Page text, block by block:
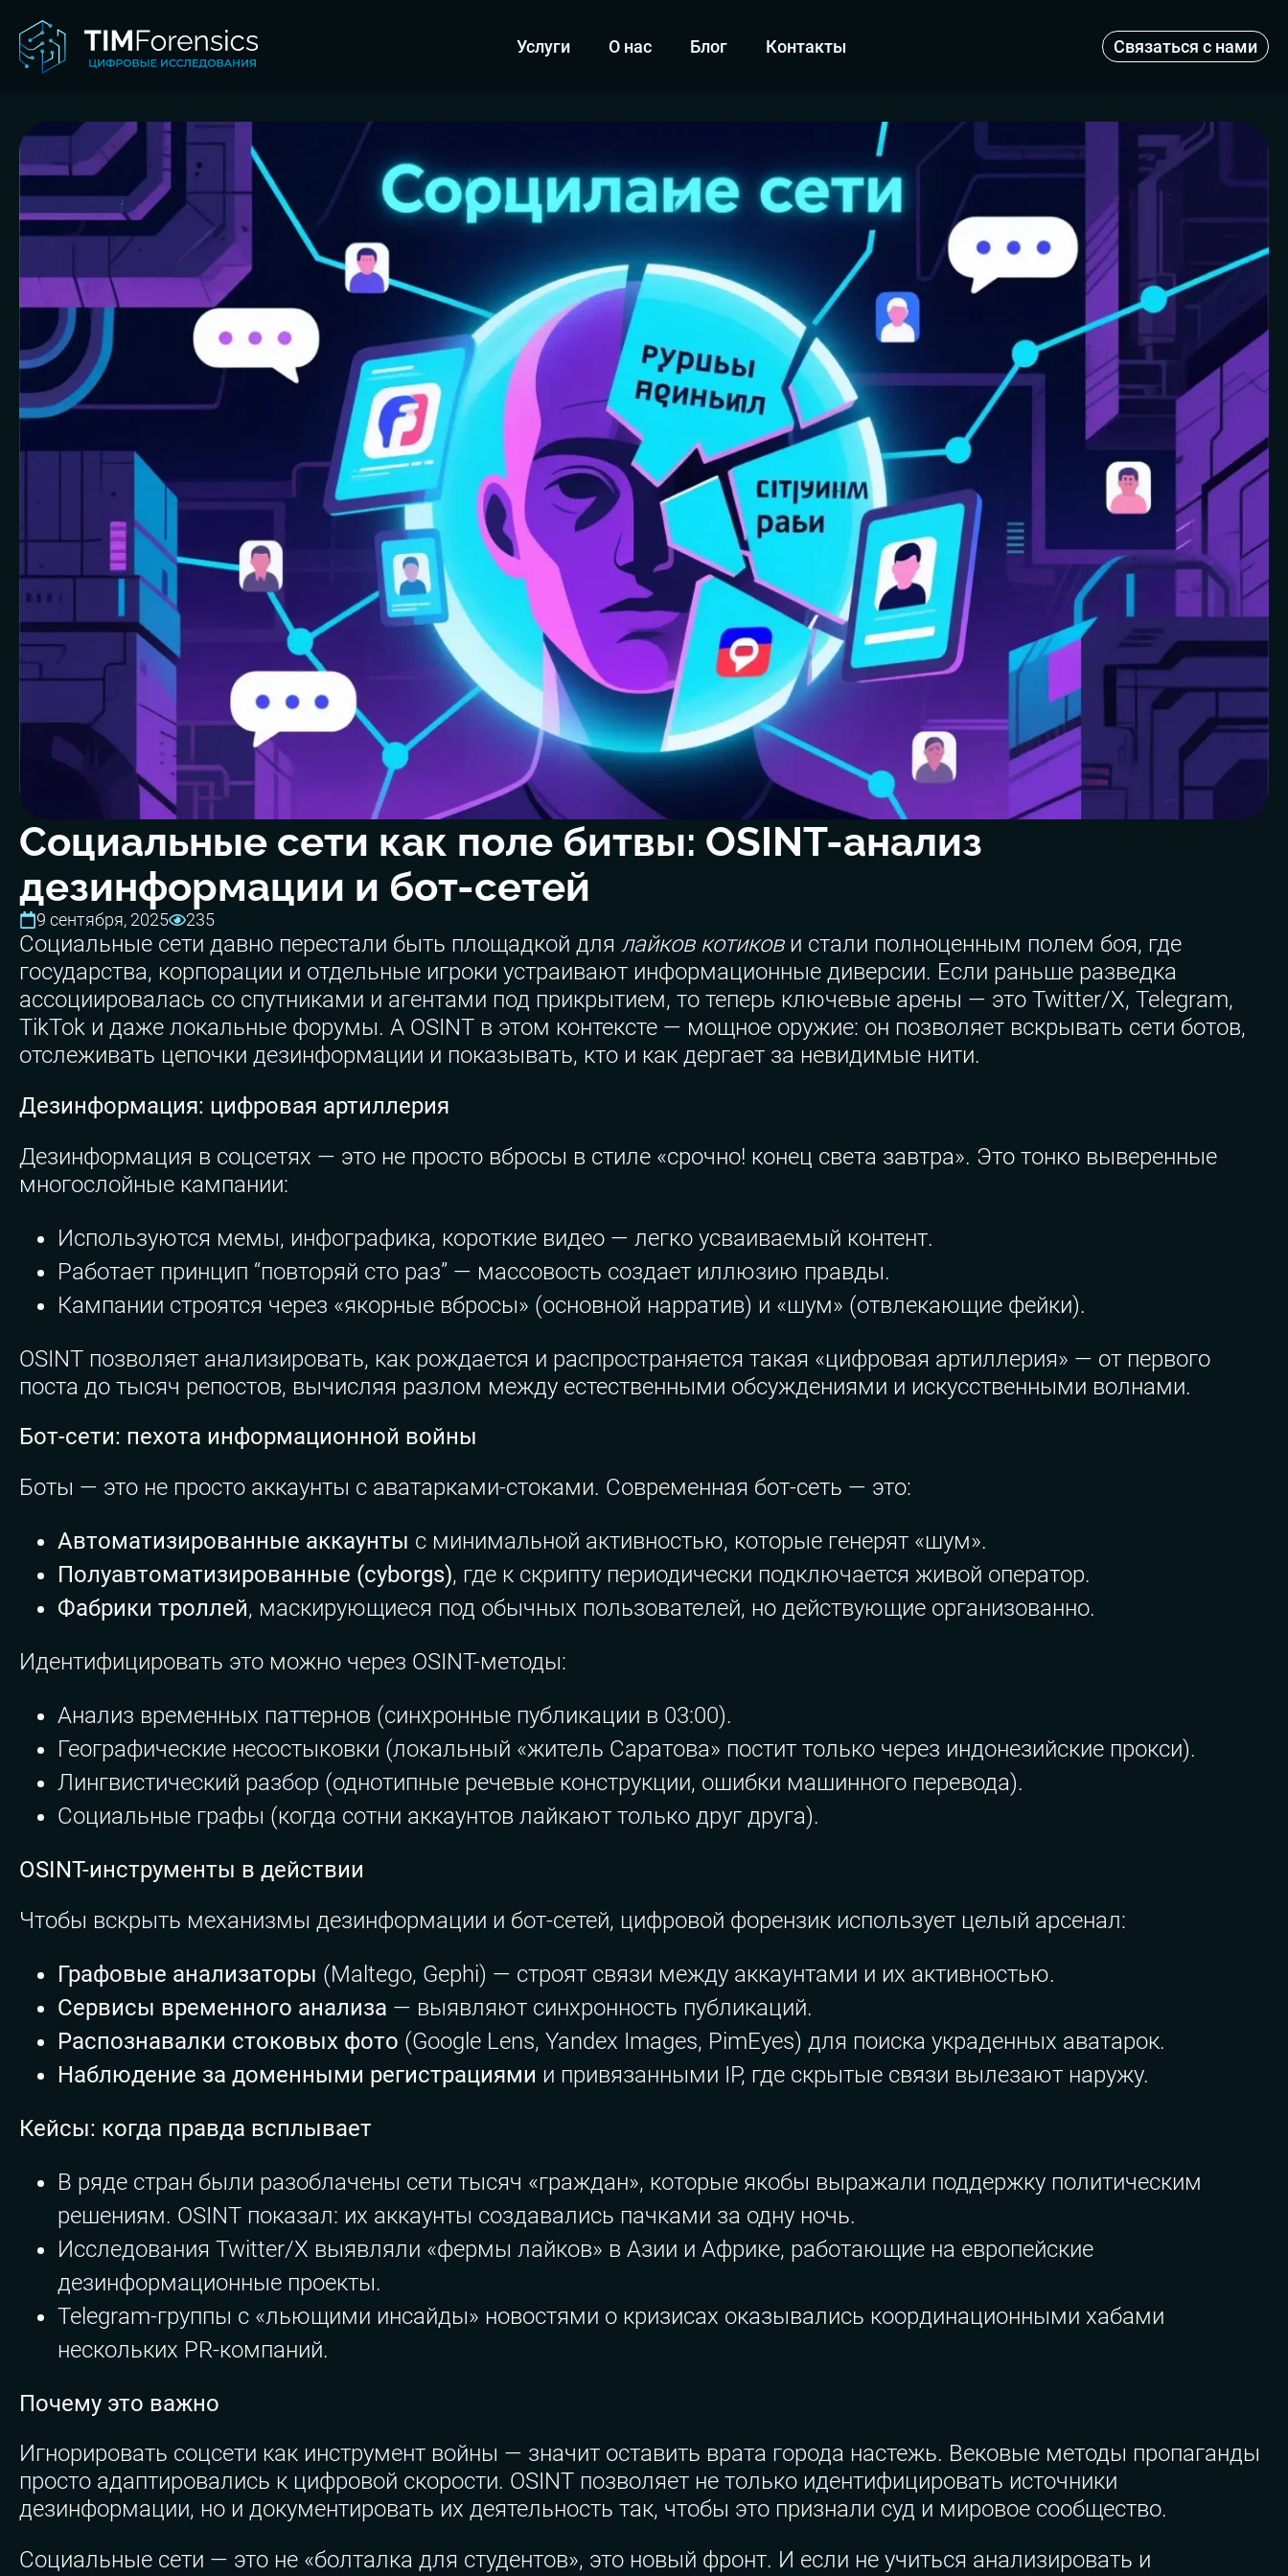
Услуги О нас Блог Контакты Связаться с нами
Социальные сети как поле битвы: OSINT-анализ
дезинформации и бот-сетей
9 сентября, 2025 235
Социальные сети давно перестали быть площадкой для лайков котикови стали полноценным полем боя, где
государства, корпорации и отдельные игроки устраивают информационные диверсии. Если раньше разведка
ассоциировалась со спутниками и агентами под прикрытием, то теперь ключевые арены — это Twitter/X, Telegram,
TikTok и даже локальные форумы. А OSINT в этом контексте — мощное оружие: он позволяет вскрывать сети ботов,
отслеживать цепочки дезинформации и показывать, кто и как дергает за невидимые нити.
Дезинформация: цифровая артиллерия
Дезинформация в соцсетях — это не просто вбросы в стиле «срочно! конец света завтра». Это тонко выверенные
многослойные кампании:
Используются мемы, инфографика, короткие видео — легко усваиваемый контент.
Работает принцип “повторяй сто раз” — массовость создает иллюзию правды.
Кампании строятся через «якорные вбросы» (основной нарратив) и «шум» (отвлекающие фейки).
OSINT позволяет анализировать, как рождается и распространяется такая «цифровая артиллерия» — от первого
поста до тысяч репостов, вычисляя разлом между естественными обсуждениями и искусственными волнами.
Бот-сети: пехота информационной войны
Боты — это не просто аккаунты с аватарками-стоками. Современная бот-сеть — это:
Автоматизированные аккаунты с минимальной активностью, которые генерят «шум».
Полуавтоматизированные (cyborgs), где к скрипту периодически подключается живой оператор.
Фабрики троллей, маскирующиеся под обычных пользователей, но действующие организованно.
Идентифицировать это можно через OSINT-методы:
Анализ временных паттернов (синхронные публикации в 03:00).
Географические несостыковки (локальный «житель Саратова» постит только через индонезийские прокси).
Лингвистический разбор (однотипные речевые конструкции, ошибки машинного перевода).
Социальные графы (когда сотни аккаунтов лайкают только друг друга).
OSINT-инструменты в действии
Чтобы вскрыть механизмы дезинформации и бот-сетей, цифровой форензик использует целый арсенал:
Графовые анализаторы (Maltego, Gephi) — строят связи между аккаунтами и их активностью.
Сервисы временного анализа — выявляют синхронность публикаций.
Распознавалки стоковых фото (Google Lens, Yandex Images, PimEyes) для поиска украденных аватарок.
Наблюдение за доменными регистрациями и привязанными IP, где скрытые связи вылезают наружу.
Кейсы: когда правда всплывает
В ряде стран были разоблачены сети тысяч «граждан», которые якобы выражали поддержку политическим
решениям. OSINT показал: их аккаунты создавались пачками за одну ночь.
Исследования Twitter/X выявляли «фермы лайков» в Азии и Африке, работающие на европейские
дезинформационные проекты.
Telegram-группы с «льющими инсайды» новостями о кризисах оказывались координационными хабами
нескольких PR-компаний.
Почему это важно
Игнорировать соцсети как инструмент войны — значит оставить врата города настежь. Вековые методы пропаганды
просто адаптировались к цифровой скорости. OSINT позволяет не только идентифицировать источники
дезинформации, но и документировать их деятельность так, чтобы это признали суд и мировое сообщество.
Социальные сети — это не «болталка для студентов», это новый фронт. И если не учиться анализировать и